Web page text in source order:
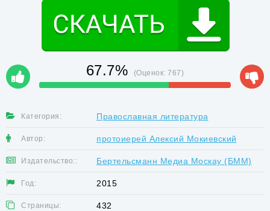
67.7% (Оценок:767)
Категория: Православная литература
Автор: протоиерей Алексий Мокиевский
Издательство:: Бертельсманн Медиа Москау (БММ)
Год: 2015
Страницы: 432